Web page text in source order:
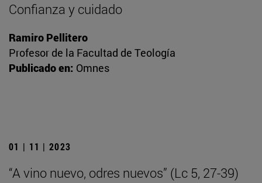
Confianza y cuidado
Ramiro Pellitero
Profesor de la Facultad de Teología
Publicado en: Omnes
01 | 11 | 2023
“A vino nuevo, odres nuevos” (Lc 5, 27-39)